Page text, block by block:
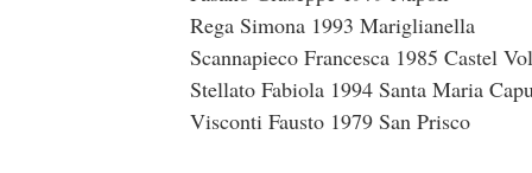
Rega Simona 1993 Mariglianella
Scannapieco Francesca 1985 Castel
Stellato Fabiola 1994 Santa Maria
Visconti Fausto 1979 San Prisco